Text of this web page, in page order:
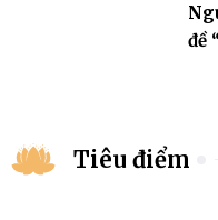
đề
Tiêu điểm